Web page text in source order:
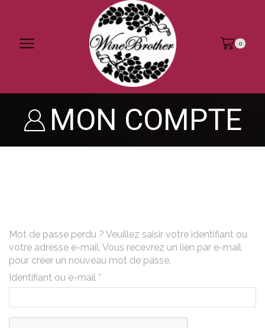
0
MON COMPTE
Mot de passe perdu ? Veuillez saisir votre identifiant ou
votre adresse e-mail. Vous recevrez un lien par e-mail
pour créer un nouveau mot de passe.
Identifiant ou e-mail *